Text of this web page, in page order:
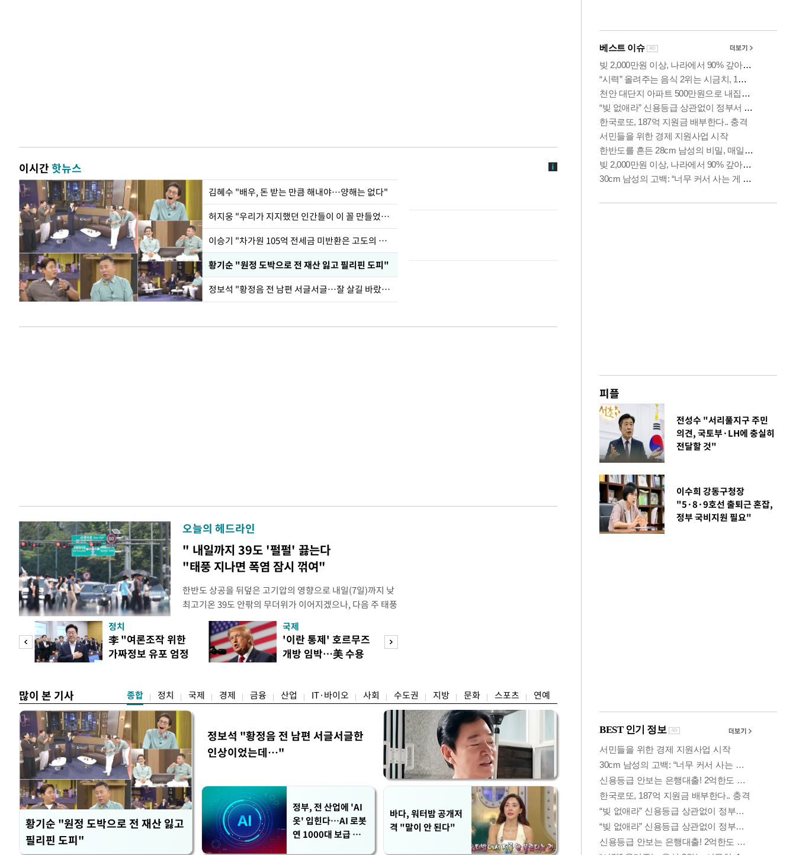
이시간핫뉴스
김혜수 "배우, 돈 받는 만큼 해내야…양해는 없다"
허지웅 "우리가 지지했던 인간들이 이 꼴 만들었다"
이승기 "차가원 105억 전세금 미반환은 고도의 사기"
황기순 "원정 도박으로 전 재산 잃고 필리핀 도피"
정보석 "황정음 전 남편 서글서글…잘 살길 바랐는데"
오늘의 헤드라인
" 내일까지 39도 '펄펄' 끓는다
"태풍 지나면 폭염 잠시 꺾여"
한반도 상공을 뒤덮은 고기압의 영향으로 내일(7일)까지 낮
최고기온 39도 안팎의 무더위가 이어지겠으나, 다음 주 태풍
'돌핀'이 지나며 기압계가 재편되는 과정에서 폭염이 일시적
으로 주춤할 것으로 기상청은 내다봤다. 기상청은 6일 오전
정례 브리핑을 열고 이같이 밝혔다. 이광연 기상청 예보분석
관은 "상층까지 잘 연결된 고기압이 한반도에 자리잡고 있
정치
李 "여론조작 위한
가짜정보 유포 엄정
국제
'이란 통제' 호르무즈
개방 임박…美 수용
많이 본 기사 종합 정치 국제 경제 금융 산업 IT·바이오 사회 수도권 지방 문화 스포츠 연예
황기순 "원정 도박으로 전 재산 잃고
필리핀 도피"
정보석 "황정음 전 남편 서글서글한
인상이었는데…"
정부, 전 산업에 'AI
옷' 입힌다…AI 로봇
연 1000대 보급 추
바다, 워터밤 공개저
격 "말이 안 된다"
피플
전성수 "서리풀지구 주민
의견, 국토부·LH에 충실히
전달할 것"
이수희 강동구청장
"5·8·9호선 출퇴근 혼잡,
정부 국비지원 필요"